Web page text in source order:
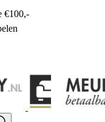
€100,-